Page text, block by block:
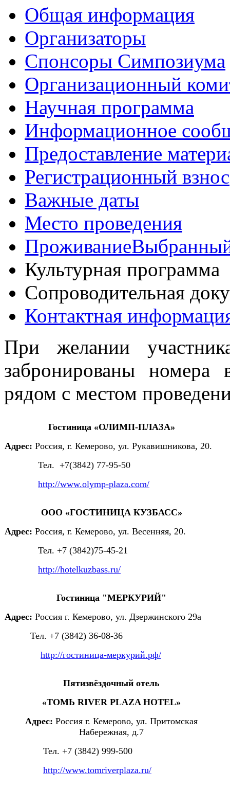
Общая информация
Организаторы
Спонсоры Симпозиума
Организационный
Научная программа
Информационное
Предоставление
Регистрационный взнос
Важные даты
Место проведения
Проживание
Культурная программа
Сопроводительная
Контактная
При желании
забронированы номера
рядом с местом
Гостиница «ОЛИМП-ПЛАЗА»
Адрес: Россия, г. Кемерово, ул. Рукавишникова, 20.
Тел. +7(3842) 77-95-50
http://www.olymp-plaza.com/
ООО «ГОСТИНИЦА КУЗБАСС»
Адрес: Россия, г. Кемерово, ул. Весенняя, 20.
Тел. +7 (3842)75-45-21
http://hotelkuzbass.ru/
Гостиница "МЕРКУРИЙ"
Адрес: Россия г. Кемерово, ул. Дзержинского 29а
Тел. +7 (3842) 36-08-36
http://гостиница-меркурий.рф/
Пятизвёздочный отель
«ТОМЬ RIVER PLAZA HOTEL»
Адрес: Россия г. Кемерово, ул. Притомская
Набережная, д.7
Тел. +7 (3842) 999-500
http://www.tomriverplaza.ru/